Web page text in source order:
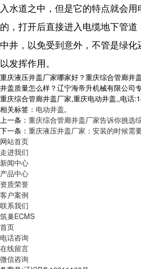
入水道之中，但是它的特点就会
的，打开后直接进入电缆地下管
中井，以免受到意外，不管是绿
以发挥作用。
重庆液压井盖厂家哪家好？重庆综合管廊井
井盖质量怎么样？辽宁海帝升机械有限公司
重庆综合管廊井盖厂家,重庆电动井盖,,电话
相关标签： 电动井盖,
上一条： 重庆综合管廊井盖厂家告诉你挑选
下一条： 重庆液压井盖厂家：安装的时候需
网站首页
走进我们
新闻中心
产品中心
资质荣誉
客户案例
联系我们
筑巢ECMS
首页
电话咨询
在线留言
微信咨询